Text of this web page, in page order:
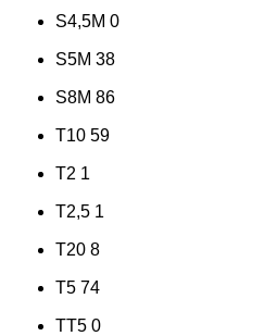
S4,5M 0
S5M 38
S8M 86
T10 59
T2 1
T2,5 1
T20 8
T5 74
TT5 0